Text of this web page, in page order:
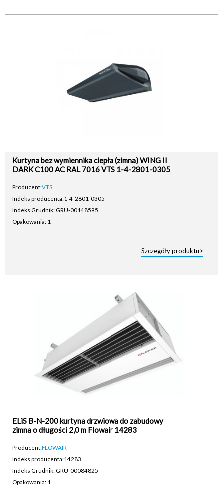
Kurtyna bez wymiennika ciepła (zimna) WING II
DARK C100 AC RAL 7016 VTS 1-4-2801-0305
Producent:VTS
Indeks producenta:1-4-2801-0305
Indeks Grudnik: GRU-00148595
Opakowania: 1
Szczegóły produktu>
ELiS B-N-200 kurtyna drzwiowa do zabudowy
zimna o długości 2,0 m Flowair 14283
Producent:FLOWAIR
Indeks producenta:14283
Indeks Grudnik: GRU-00084825
Opakowania: 1